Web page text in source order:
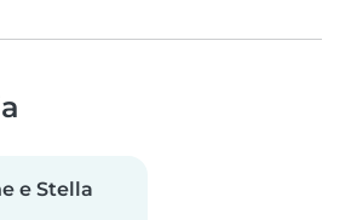
e Stella